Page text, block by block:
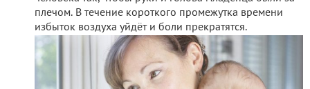
плечом. В течение короткого промежутка времени
избыток воздуха уйдёт и боли прекратятся.